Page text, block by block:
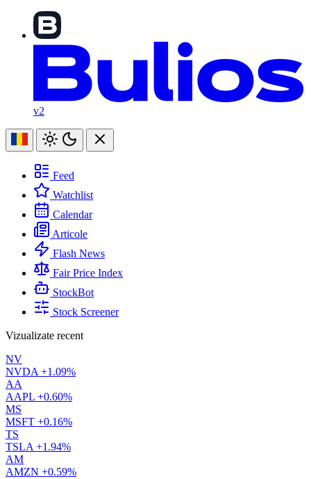
v2
Feed
Watchlist
Calendar
Articole
Flash News
Fair Price Index
StockBot
Stock Screener
Vizualizate recent
NV
NVDA +1.09%
AA
AAPL +0.60%
MS
MSFT +0.16%
TS
TSLA +1.94%
AM
AMZN +0.59%